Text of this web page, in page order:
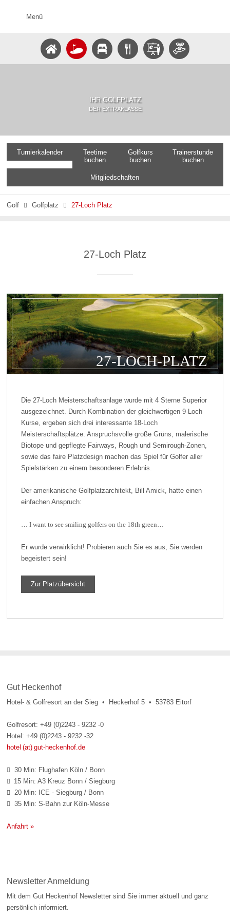
Menü
IHR GOLFPLATZ
DER EXTRAKLASSE
Turnierkalender
Teetime
buchen
Golfkurs
buchen
Trainerstunde
buchen
Mitgliedschaften
Golf  Golfplatz  27-Loch Platz
27-Loch Platz
27-LOCH-PLATZ
Die 27-Loch Meisterschaftsanlage wurde mit 4 Sterne Superior
ausgezeichnet. Durch Kombination der gleichwertigen 9-Loch
Kurse, ergeben sich drei interessante 18-Loch
Meisterschaftsplätze. Anspruchsvolle große Grüns, malerische
Biotope und gepflegte Fairways, Rough und Semirough-Zonen,
sowie das faire Platzdesign machen das Spiel für Golfer aller
Spielstärken zu einem besonderen Erlebnis.
Der amerikanische Golfplatzarchitekt, Bill Amick, hatte einen
einfachen Anspruch:
… I want to see smiling golfers on the 18th green…
Er wurde verwirklicht! Probieren auch Sie es aus, Sie werden
begeistert sein!
Zur Platzübersicht
Gut Heckenhof
Hotel- & Golfresort an der Sieg • Heckerhof 5 • 53783 Eitorf
Golfresort: +49 (0)2243 - 9232 -0
Hotel: +49 (0)2243 - 9232 -32
hotel (at) gut-heckenhof.de
 30 Min: Flughafen Köln / Bonn
 15 Min: A3 Kreuz Bonn / Siegburg
 20 Min: ICE - Siegburg / Bonn
 35 Min: S-Bahn zur Köln-Messe
Anfahrt »
Newsletter Anmeldung
Mit dem Gut Heckenhof Newsletter sind Sie immer aktuell und ganz
persönlich informiert.